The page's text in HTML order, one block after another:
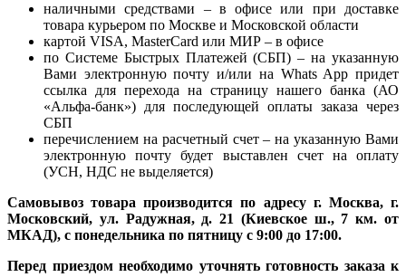
наличными средствами – в офисе или при доставке
товара курьером по Москве и Московской области
картой VISA, MasterCard или МИР – в офисе
по Системе Быстрых Платежей (СБП) – на указанную
Вами электронную почту и/или на Whats App придет
ссылка для перехода на страницу нашего банка (АО
«Альфа-банк») для последующей оплаты заказа через
СБП
перечислением на расчетный счет – на указанную Вами
электронную почту будет выставлен счет на оплату
(УСН, НДС не выделяется)
Самовывоз товара производится по адресу г. Москва, г.
Московский, ул. Радужная, д. 21 (Киевское ш., 7 км. от
МКАД), с понедельника по пятницу с 9:00 до 17:00.
Перед приездом необходимо уточнять готовность заказа к